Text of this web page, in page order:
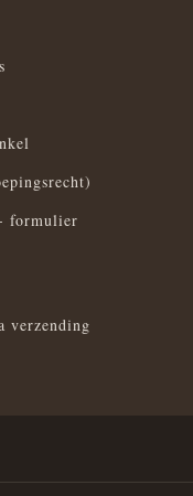
formulier
verzending